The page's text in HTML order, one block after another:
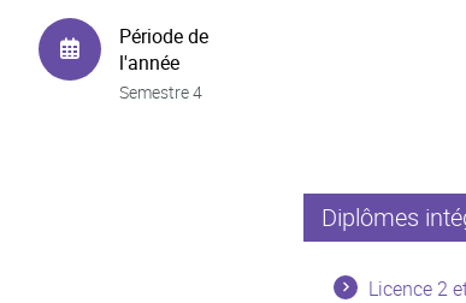
Période de
l'année
Semestre 4
Diplômes
Licence 2